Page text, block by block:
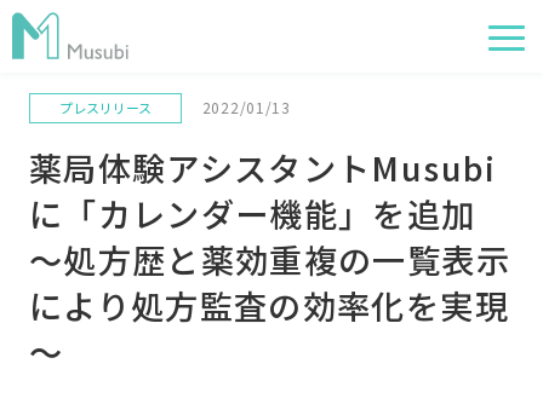
電子薬歴
服薬フォロー
経営管理
AI在庫管理
事例
プレスリリース 2022/01/13
薬局体験アシスタントMusubi
に「カレンダー機能」を追加
～処方歴と薬効重複の一覧表示
により処方監査の効率化を実現
～